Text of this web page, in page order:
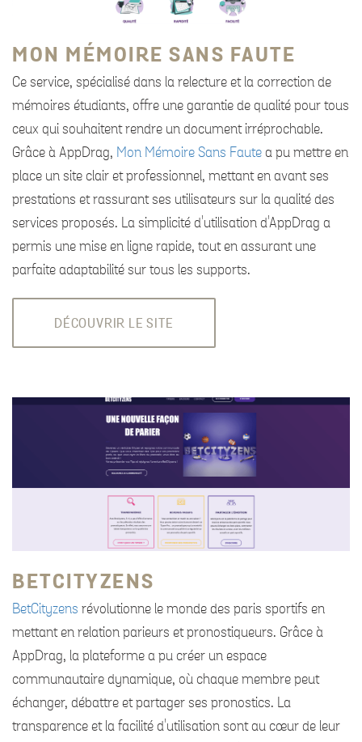
MON MÉMOIRE SANS FAUTE
Ce service, spécialisé dans la relecture et la correction de
mémoires étudiants, offre une garantie de qualité pour tous
ceux qui souhaitent rendre un document irréprochable.
Grâce à AppDrag, Mon Mémoire Sans Faute a pu mettre en
place un site clair et professionnel, mettant en avant ses
prestations et rassurant ses utilisateurs sur la qualité des
services proposés. La simplicité d'utilisation d'AppDrag a
permis une mise en ligne rapide, tout en assurant une
parfaite adaptabilité sur tous les supports.
DÉCOUVRIR LE SITE
BETCITYZENS
BetCityzens révolutionne le monde des paris sportifs en
mettant en relation parieurs et pronostiqueurs. Grâce à
AppDrag, la plateforme a pu créer un espace
communautaire dynamique, où chaque membre peut
échanger, débattre et partager ses pronostics. La
transparence et la facilité d'utilisation sont au cœur de leur